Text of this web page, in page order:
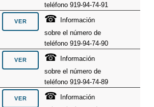
teléfono 919-94-74-91
☎ Información
sobre el número de
teléfono 919-94-74-90
☎ Información
sobre el número de
teléfono 919-94-74-89
☎ Información